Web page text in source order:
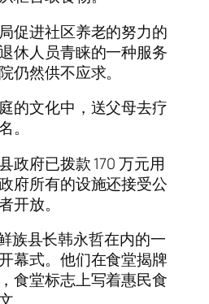
促进社区养老的努力的
休人员青睐的一种服务
仍然供不应求。
的文化中，送父母去疗
。
政府已拨款 170 万元用
府所有的设施还接受公
开放。
族县长韩永哲在内的一
幕式。他们在食堂揭牌
食堂标志上写着惠民食